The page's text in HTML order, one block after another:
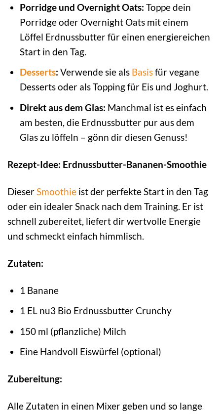
Porridge und Overnight Oats: Toppe dein
Porridge oder Overnight Oats mit einem
Löffel Erdnussbutter für einen energiereichen
Start in den Tag.
Desserts: Verwende sie als Basisfür vegane
Desserts oder als Topping für Eis und Joghurt.
Direkt aus dem Glas: Manchmal ist es einfach
am besten, die Erdnussbutter pur aus dem
Glas zu löffeln – gönn dir diesen Genuss!
Rezept-Idee: Erdnussbutter-Bananen-Smoothie
DieserSmoothie ist der perfekte Start in den Tag
oder ein idealer Snack nach dem Training. Er ist
schnell zubereitet, liefert dir wertvolle Energie
und schmeckt einfach himmlisch.
Zutaten:
1 Banane
1 EL nu3 Bio Erdnussbutter Crunchy
150 ml (pflanzliche) Milch
Eine Handvoll Eiswürfel (optional)
Zubereitung:
Alle Zutaten in einen Mixer geben und so lange